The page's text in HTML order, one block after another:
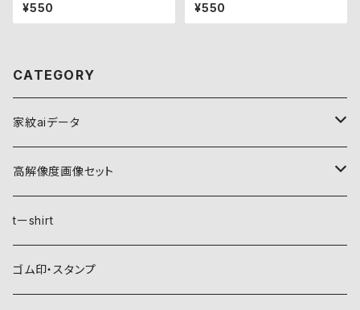
¥550 ¥550
CATEGORY
家紋aiデータ
自然紋
稲妻
霞
植物紋
葵
動物紋
高解像度画像セット
自然紋
稲妻
植物紋
tーshirt
ゴム印・スタンプ